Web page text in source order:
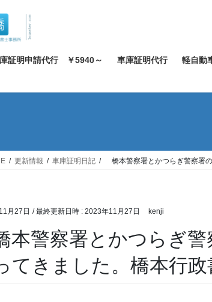
証明申請代行 ￥5940～ 車庫証明代行 軽自動
更新情報 車庫証明日記 橋本警察署とかつらぎ警察署
月27日 / 最終更新日時 : 2023年11月27日 kenji
警察署とかつらぎ警
てきました。橋本行政